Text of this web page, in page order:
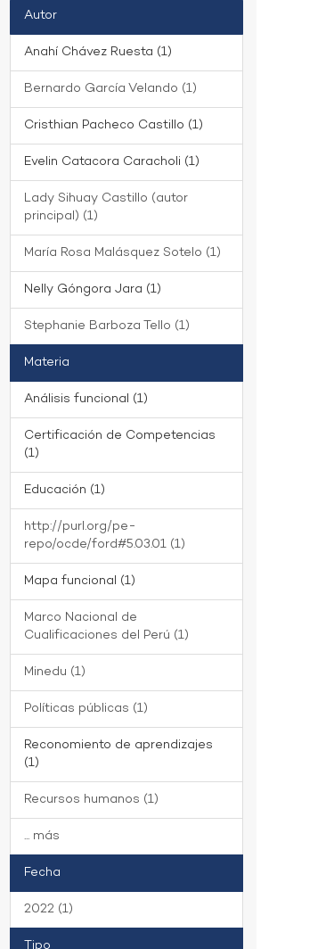
Autor
Anahí Chávez Ruesta (1)
Bernardo García Velando (1)
Cristhian Pacheco Castillo (1)
Evelin Catacora Caracholi (1)
Lady Sihuay Castillo (autor
principal) (1)
María Rosa Malásquez Sotelo (1)
Nelly Góngora Jara (1)
Stephanie Barboza Tello (1)
Materia
Análisis funcional (1)
Certificación de Competencias
(1)
Educación (1)
http://purl.org/pe-
repo/ocde/ford#5.03.01 (1)
Mapa funcional (1)
Marco Nacional de
Cualificaciones del Perú (1)
Minedu (1)
Políticas públicas (1)
Reconomiento de aprendizajes
(1)
Recursos humanos (1)
... más
Fecha
2022 (1)